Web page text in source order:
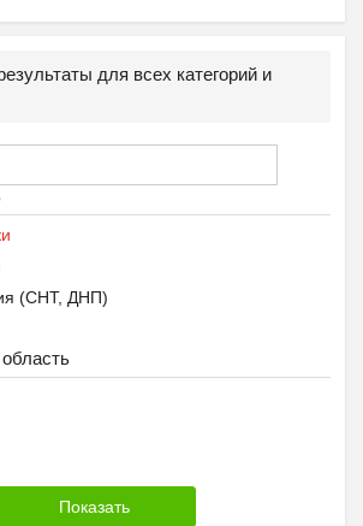
для всех категорий и
(СНТ, ДНП)